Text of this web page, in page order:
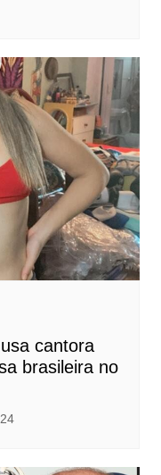
cantora
brasileira no